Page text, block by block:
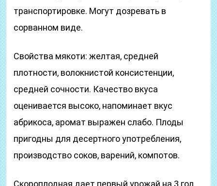
транспортировке. Могут дозревать в
сорванном виде.
Свойства мякоти: желтая, средней
плотности, волокнистой консистенции,
средней сочности. Качество вкуса
оценивается высоко, напоминает вкус
абрикоса, аромат выражен слабо. Плоды
пригодны для десертного употребления,
производство соков, варений, компотов.
Скороплодная дает первый урожай на 3 год